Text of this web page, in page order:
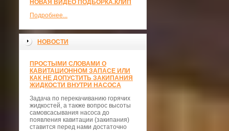
НОВАЯ ВИДЕО ПОДБОРКА.КЛИП
Подробнее...
НОВОСТИ
ПРОСТЫМИ СЛОВАМИ О
КАВИТАЦИОННОМ ЗАПАСЕ ИЛИ
КАК НЕ ДОПУСТИТЬ ЗАКИПАНИЯ
ЖИДКОСТИ ВНУТРИ НАСОСА
Задача по перекачиванию горячих
жидкостей, а также вопрос высоты
самовсасывания насоса до
появления кавитации (закипания)
ставится перед нами достаточно